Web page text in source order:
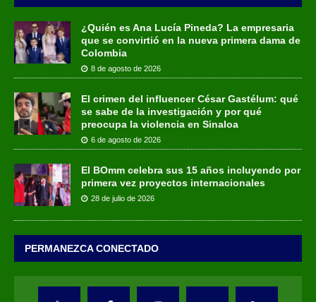
¿Quién es Ana Lucía Pineda? La empresaria
que se convirtió en la nueva primera dama de
Colombia
8 de agosto de 2026
El crimen del influencer César Gastélum: qué
se sabe de la investigación y por qué
preocupa la violencia en Sinaloa
6 de agosto de 2026
El BOmm celebra sus 15 años incluyendo por
primera vez proyectos internacionales
28 de julio de 2026
PERMANEZCA CONECTADO